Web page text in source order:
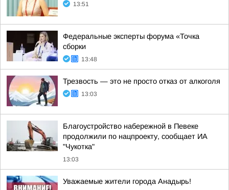
13:51
Федеральные эксперты форума «Точка
сборки
13:48
Трезвость — это не просто отказ от алкоголя
13:03
Благоустройство набережной в Певеке
продолжили по нацпроекту, сообщает ИА
"Чукотка"
13:03
Уважаемые жители города Анадырь!